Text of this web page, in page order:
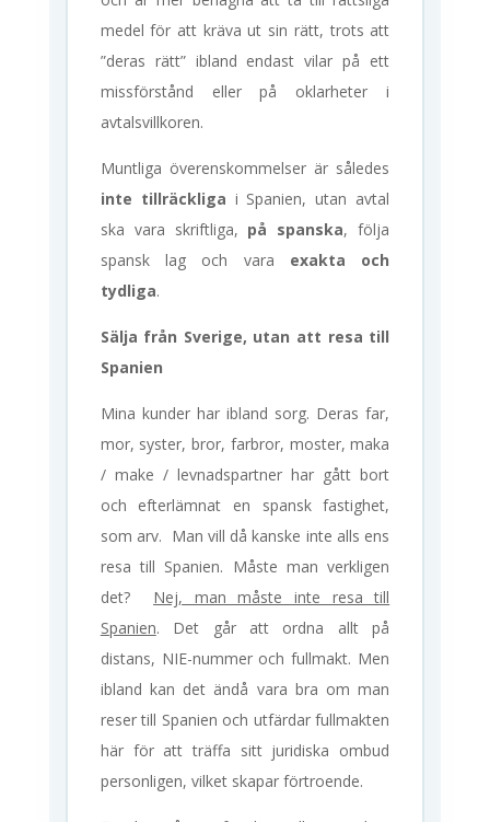
medel för att kräva ut sin rätt, trots att
”deras rätt” ibland endast vilar på ett
missförstånd eller på oklarheter i
avtalsvillkoren.
Muntliga överenskommelser är således
inte tillräckliga i Spanien, utan avtal
ska vara skriftliga, på spanska, följa
spansk lag och vara exakta och
tydliga.
Sälja från Sverige, utan att resa till
Spanien
Mina kunder har ibland sorg. Deras far,
mor, syster, bror, farbror, moster, maka
/ make / levnadspartner har gått bort
och efterlämnat en spansk fastighet,
som arv. Man vill då kanske inte alls ens
resa till Spanien. Måste man verkligen
det? Nej, man måste inte resa till
Spanien. Det går att ordna allt på
distans, NIE-nummer och fullmakt. Men
ibland kan det ändå vara bra om man
reser till Spanien och utfärdar fullmakten
här för att träffa sitt juridiska ombud
personligen, vilket skapar förtroende.